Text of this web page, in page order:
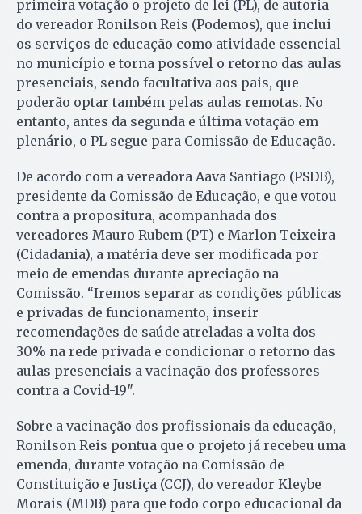
primeira votação o projeto de lei (PL), de autoria
do vereador Ronilson Reis (Podemos), que inclui
os serviços de educação como atividade essencial
no município e torna possível o retorno das aulas
presenciais, sendo facultativa aos pais, que
poderão optar também pelas aulas remotas. No
entanto, antes da segunda e última votação em
plenário, o PL segue para Comissão de Educação.
De acordo com a vereadora Aava Santiago (PSDB),
presidente da Comissão de Educação, e que votou
contra a propositura, acompanhada dos
vereadores Mauro Rubem (PT) e Marlon Teixeira
(Cidadania), a matéria deve ser modificada por
meio de emendas durante apreciação na
Comissão. “Iremos separar as condições públicas
e privadas de funcionamento, inserir
recomendações de saúde atreladas a volta dos
30% na rede privada e condicionar o retorno das
aulas presenciais a vacinação dos professores
contra a Covid-19″.
Sobre a vacinação dos profissionais da educação,
Ronilson Reis pontua que o projeto já recebeu uma
emenda, durante votação na Comissão de
Constituição e Justiça (CCJ), do vereador Kleybe
Morais (MDB) para que todo corpo educacional da